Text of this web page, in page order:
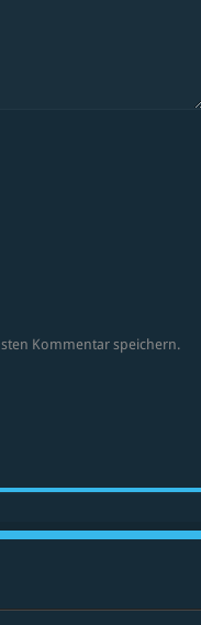
Kommentar speichern.